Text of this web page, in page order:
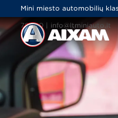
Mini miesto automobilių
79000 | info@ltminiauto.lt